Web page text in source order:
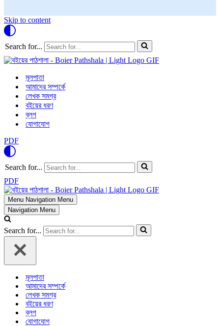
Skip to content
Search for...
মূলপাতা
আমাদের সম্পর্কে
লেখক সমগ্র
বইয়ের ধরণ
ব্লগ
যোগাযোগ
PDF
Search for...
PDF
Menu Navigation Menu
Navigation Menu
Search for...
মূলপাতা
আমাদের সম্পর্কে
লেখক সমগ্র
বইয়ের ধরণ
ব্লগ
যোগাযোগ